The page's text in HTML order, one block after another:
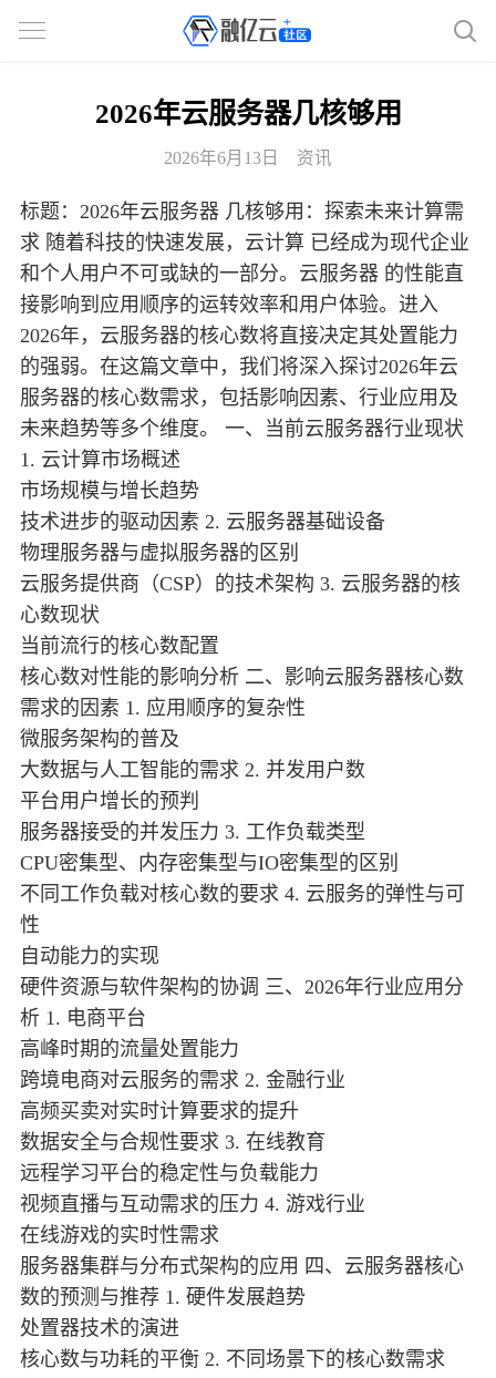
2026年云服务器几核够用
2026年6月13日 资讯
标题：2026年云服务器 几核够用：探索未来计算需
求 随着科技的快速发展，云计算 已经成为现代企业
和个人用户不可或缺的一部分。云服务器 的性能直
接影响到应用顺序的运转效率和用户体验。进入
2026年，云服务器的核心数将直接决定其处置能力
的强弱。在这篇文章中，我们将深入探讨2026年云
服务器的核心数需求，包括影响因素、行业应用及
未来趋势等多个维度。 一、当前云服务器行业现状
1. 云计算市场概述
市场规模与增长趋势
技术进步的驱动因素 2. 云服务器基础设备
物理服务器与虚拟服务器的区别
云服务提供商（CSP）的技术架构 3. 云服务器的核
心数现状
当前流行的核心数配置
核心数对性能的影响分析 二、影响云服务器核心数
需求的因素 1. 应用顺序的复杂性
微服务架构的普及
大数据与人工智能的需求 2. 并发用户数
平台用户增长的预判
服务器接受的并发压力 3. 工作负载类型
CPU密集型、内存密集型与IO密集型的区别
不同工作负载对核心数的要求 4. 云服务的弹性与可
性
自动能力的实现
硬件资源与软件架构的协调 三、2026年行业应用分
析 1. 电商平台
高峰时期的流量处置能力
跨境电商对云服务的需求 2. 金融行业
高频买卖对实时计算要求的提升
数据安全与合规性要求 3. 在线教育
远程学习平台的稳定性与负载能力
视频直播与互动需求的压力 4. 游戏行业
在线游戏的实时性需求
服务器集群与分布式架构的应用 四、云服务器核心
数的预测与推荐 1. 硬件发展趋势
处置器技术的演进
核心数与功耗的平衡 2. 不同场景下的核心数需求